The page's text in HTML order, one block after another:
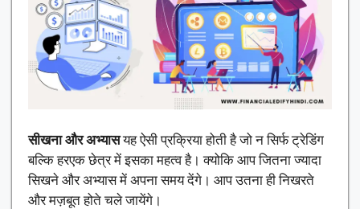
सीखना और अभ्यासयह ऐसी प्रक्रिया होती है जो न सिर्फ ट्रेडिंग
बल्कि हरएक छेत्र में इसका महत्व है। क्योकि आप जितना ज्यादा
सिखने और अभ्यास में अपना समय देंगे। आप उतना ही निखरते
और मज़बूत होते चले जायेंगे।